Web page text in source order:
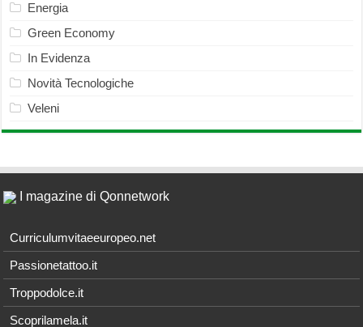
Energia
Green Economy
In Evidenza
Novità Tecnologiche
Veleni
I magazine di Qonnetwork
Curriculumvitaeeuropeo.net
Passionetattoo.it
Troppodolce.it
Scoprilamela.it